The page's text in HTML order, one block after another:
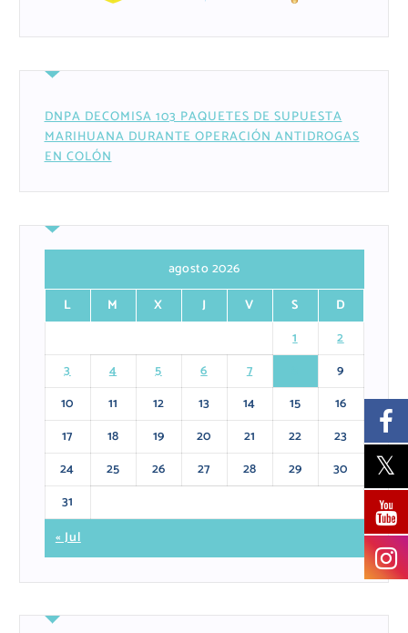
DNPA DECOMISA 103 PAQUETES DE SUPUESTA
MARIHUANA DURANTE OPERACIÓN ANTIDROGAS
EN COLÓN
agosto 2026
L
M X J V S
D
1
2
3
4 5 6 7
9
10
11 12 13 14 15
16
17
18 19 20 21 22
23
24
25 26 27 28 29
30
31
« Jul